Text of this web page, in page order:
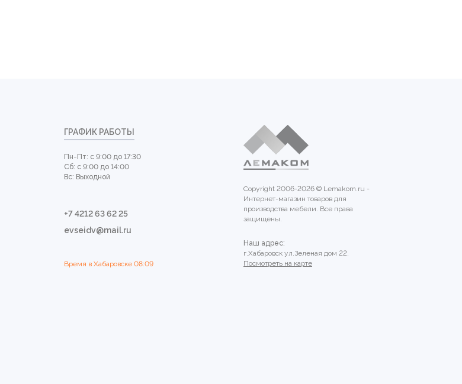
ГРАФИК РАБОТЫ
Пн-Пт: с 9:00 до 17:30
Сб: с 9:00 до 14:00
Вс: Выходной
+7 4212 63 62 25
evseidv@mail.ru
Время в Хабаровске 08:09
Copyright 2006-2026 © Lemakom.ru -
Интернет-магазин товаров для
производства мебели. Все права
защищены.
Наш адрес:
г.Хабаровск ул.Зеленая дом 22.
Посмотреть на карте